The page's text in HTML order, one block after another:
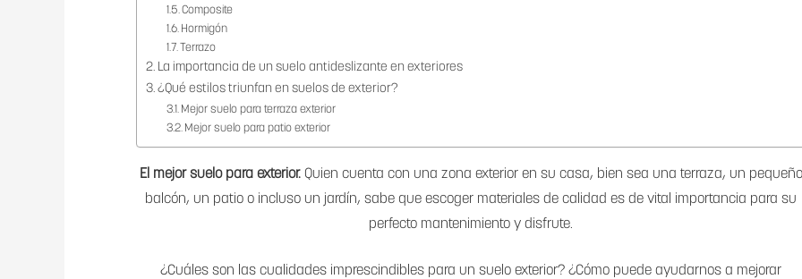
Composite
Hormigón
Terrazo
La importancia de un suelo antideslizante en exteriores
¿Qué estilos triunfan en suelos de exterior?
Mejor suelo para terraza exterior
Mejor suelo para patio exterior
El mejor suelo para exterior.Quien cuenta con una zona exterior en su casa, bien sea una terraza, un pequeño
balcón, un patio o incluso un jardín, sabe que escoger materiales de calidad es de vital importancia para su
perfecto mantenimiento y disfrute.
¿Cuáles son las cualidades imprescindibles para un suelo exterior? ¿Cómo puede ayudarnos a mejorar